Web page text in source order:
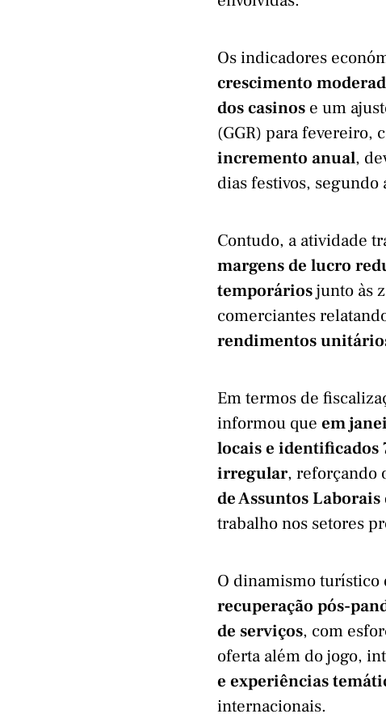
Os indicadores
crescimento
dos casinos e um
(GGR) para fevereiro,
incremento anual,
dias festivos,
Contudo, a atividade
margens de lucro
temporáriosjunto às
comerciantes
rendimentos
Em termos de
informou queem
locais e identificados
irregular, reforçando
de Assuntos Laborais
trabalho nos setores
O dinamismo turístico
recuperação pós-
de serviços, com
oferta além do jogo,
e experiências
internacionais.